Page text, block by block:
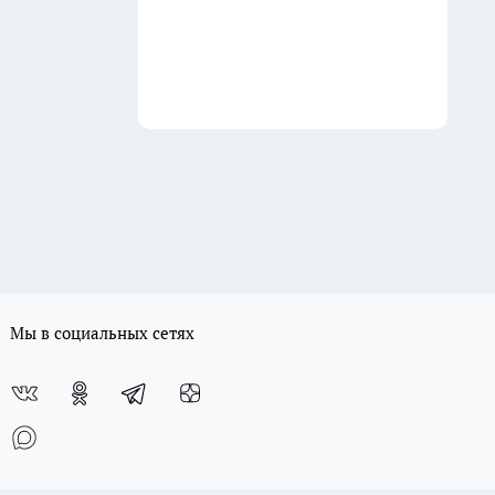
Мы в социальных сетях